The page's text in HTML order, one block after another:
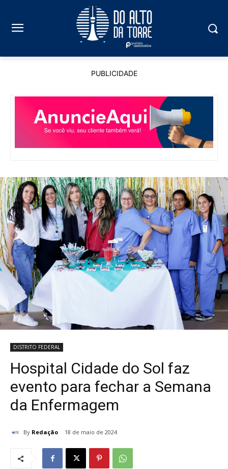
PUBLICIDADE
DISTRITO FEDERAL
Hospital Cidade do Sol faz
evento para fechar a Semana
da Enfermagem
By Redação 18 de maio de 2024